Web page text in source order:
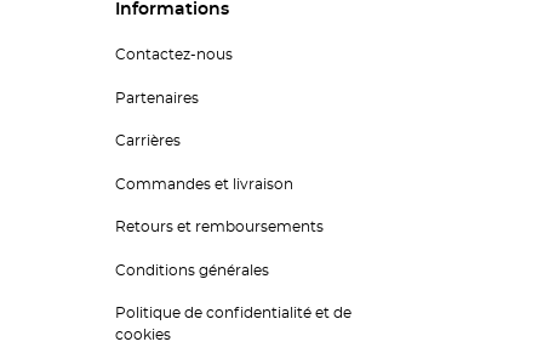
Informations
Contactez-nous
Partenaires
Carrières
Commandes et livraison
Retours et remboursements
Conditions générales
Politique de confidentialité et de
cookies